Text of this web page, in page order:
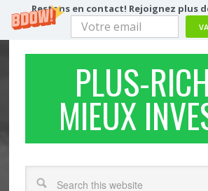
Restons en contact! Rejoignez plus
PLUS-
MIEUX